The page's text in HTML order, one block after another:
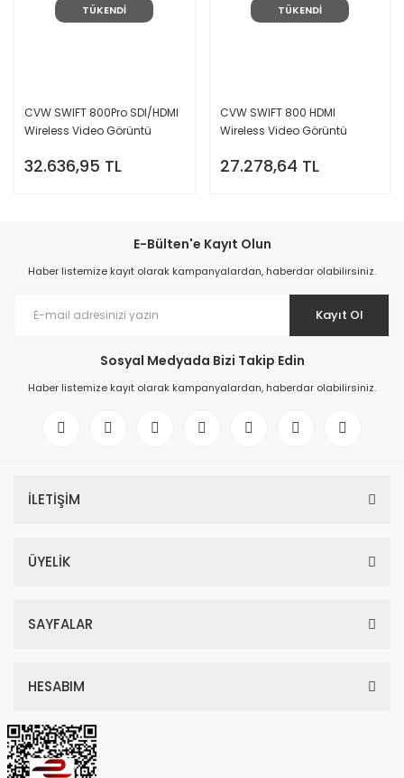
TÜKENDİ
CVW SWIFT 800Pro SDI/HDMI
Wireless Video Görüntü
32.636,95 TL
TÜKENDİ
CVW SWIFT 800 HDMI
Wireless Video Görüntü
27.278,64 TL
E-Bülten'e Kayıt Olun
Haber listemize kayıt olarak kampanyalardan, haberdar olabilirsiniz.
Kayıt Ol
Sosyal Medyada Bizi Takip Edin
Haber listemize kayıt olarak kampanyalardan, haberdar olabilirsiniz.
İLETİŞİM
ÜYELİK
SAYFALAR
HESABIM